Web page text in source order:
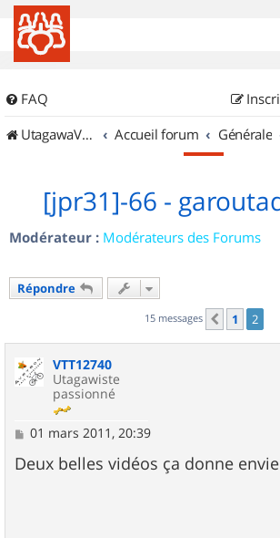
FAQ
UtagawaVTT (Randos VTT et VTTAE avec traces GPS)
Accueil forum Générale
[jpr31]-66 -
Modérateur : Modérateurs des Forums
Répondre
15 messages Précédent
1 2
VTT12740
Utagawiste
passionné
M
s
s
01 mars 2011, 20:39
Deux belles vidéos ça donne envie